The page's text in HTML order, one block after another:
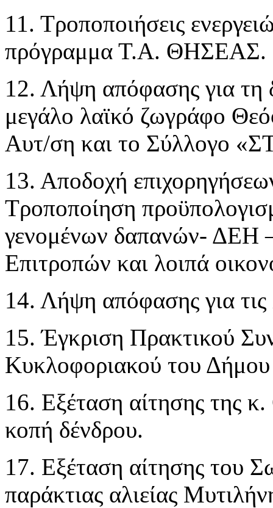
11. Τροποποιήσεις
πρόγραμμα Τ.Α. ΘΗΣΕΑΣ.
12. Λήψη απόφασης για τη
μεγάλο λαϊκό ζωγράφο
Αυτ/ση και το Σύλλογο
13. Αποδοχή
Τροποποίηση
γενομένων δαπανών- ΔΕΗ
Επιτροπών και λοιπά
14. Λήψη απόφασης για τις
15. Έγκριση Πρακτικού
Κυκλοφοριακού του Δήμου
16. Εξέταση αίτησης της
κοπή δένδρου.
17. Εξέταση αίτησης του
παράκτιας αλιείας